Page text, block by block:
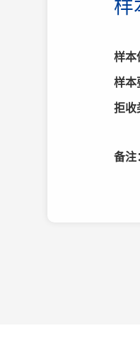
样
样本
样本
拒收
备注